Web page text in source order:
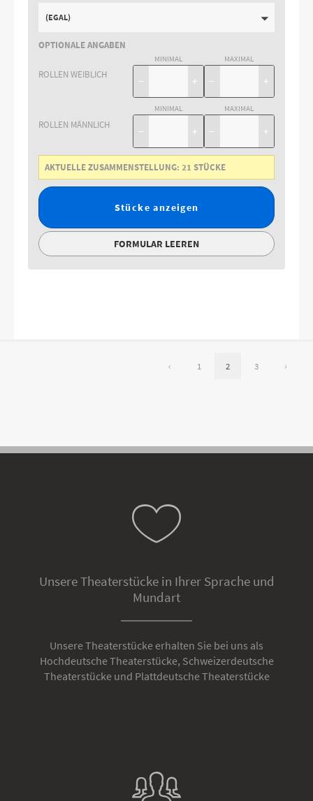
(EGAL)
OPTIONALE ANGABEN
ROLLEN WEIBLICH
MINIMAL
− +
MAXIMAL
− +
ROLLEN MÄNNLICH
MINIMAL
− +
MAXIMAL
− +
AKTUELLE ZUSAMMENSTELLUNG: 21 STÜCKE
Stücke anzeigen
FORMULAR LEEREN
‹ 1 2 3 ›
Unsere Theaterstücke in Ihrer Sprache und
Mundart
Unsere Theaterstücke erhalten Sie bei uns als
Hochdeutsche Theaterstücke, Schweizerdeutsche
Theaterstücke und Plattdeutsche Theaterstücke